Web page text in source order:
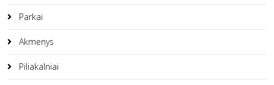
Parkai
Akmenys
Piliakalniai